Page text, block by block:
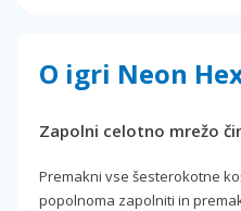
O igri Neon
Zapolni celotno mrežo
Premakni vse šesterokotne
popolnoma zapolniti in